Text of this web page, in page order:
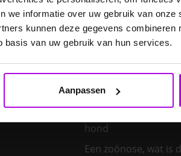
we informatie over uw gebruik van
kunnen deze gegevens combineren
van uw gebruik van hun services.
Aanpassen
E. cuniculi bij het
Een hond kiezen –
bij mij?
Een klein huisdier
Een nieuw kitten in
hond
Een zoönose, wat is